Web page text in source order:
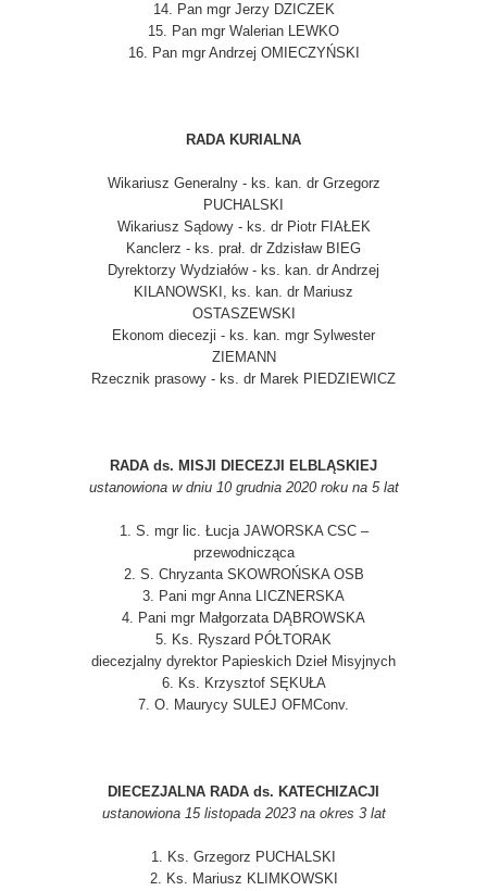
14. Pan mgr Jerzy DZICZEK
15. Pan mgr Walerian LEWKO
16. Pan mgr Andrzej OMIECZYŃSKI
RADA KURIALNA
Wikariusz Generalny - ks. kan. dr Grzegorz
PUCHALSKI
Wikariusz Sądowy - ks. dr Piotr FIAŁEK
Kanclerz - ks. prał. dr Zdzisław BIEG
Dyrektorzy Wydziałów - ks. kan. dr Andrzej
KILANOWSKI, ks. kan. dr Mariusz
OSTASZEWSKI
Ekonom diecezji - ks. kan. mgr Sylwester
ZIEMANN
Rzecznik prasowy - ks. dr Marek PIEDZIEWICZ
RADA ds. MISJI DIECEZJI ELBLĄSKIEJ
ustanowiona w dniu 10 grudnia 2020 roku na 5 lat
1. S. mgr lic. Łucja JAWORSKA CSC –
przewodnicząca
2. S. Chryzanta SKOWROŃSKA OSB
3. Pani mgr Anna LICZNERSKA
4. Pani mgr Małgorzata DĄBROWSKA
5. Ks. Ryszard PÓŁTORAK
diecezjalny dyrektor Papieskich Dzieł Misyjnych
6. Ks. Krzysztof SĘKUŁA
7. O. Maurycy SULEJ OFMConv.
DIECEZJALNA RADA ds. KATECHIZACJI
ustanowiona 15 listopada 2023 na okres 3 lat
1. Ks. Grzegorz PUCHALSKI
2. Ks. Mariusz KLIMKOWSKI